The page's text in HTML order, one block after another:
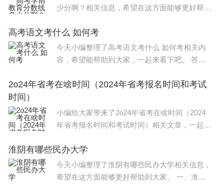
少分啊？相关信息，希望在这方面能够更好帮助
7分、网络技术类465.74分等。临沂科技春考分
数线学前教育类最
高考语文考什么 如何考
今天小编整理了高考语文考什么 如何考相关内
容，希望能帮助到大家，一起来看下吧。 答语
多的分。接下来是我为大家整理的高三语文阅读
2o24年省考在啥时间（2024年省考报名时间和考试
时间）
小编给大家带来了2o24年省考在啥时间（2024
年省考报名时间和考试时间）相关文章，一起来
公务员省考的考试时间是在3-4月份，报名时间
是在2-3月份，国考
淮阴有哪些民办大学
今天小编整理了淮阴有哪些民办大学相关信息，
希望在这方面能够更好帮助到大家。 一、淮阴